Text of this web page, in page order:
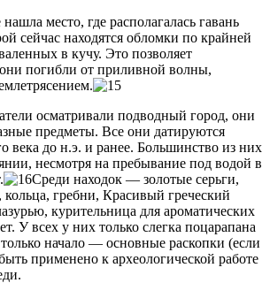
место, где располагалась гавань
сейчас находятся обломки по крайней
в кучу. Это позволяет
погибли от приливной волны,
осматривали подводный город, они
предметы. Все они датируются
века до н.э. и ранее. Большинство из них
несмотря на пребывание под водой в
Среди находок — золотые серьги,
гребни, Красивый греческий
курительница для ароматических
У всех у них только слегка поцарапана
начало — основные раскопки (если
применено к археологической работе